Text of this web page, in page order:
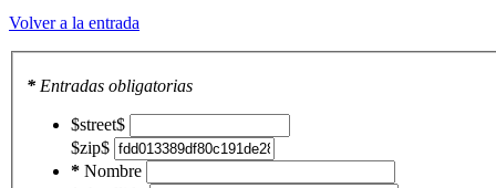
Volver a la entrada
* Entradas obligatorias
$street$
$zip$
* Nombre